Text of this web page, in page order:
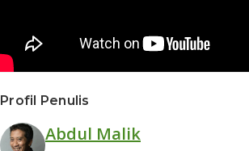
Profil Penulis
Abdul Malik